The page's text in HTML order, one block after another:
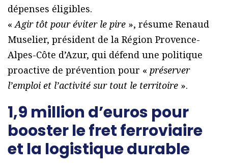
dépenses éligibles.
«Agir tôt pour éviter le pire », résume Renaud
Muselier, président de la Région Provence-
Alpes-Côte d’Azur, qui défend une politique
proactive de prévention pour « préserver
l’emploi et l’activité sur tout le territoire ».
1,9 million d’euros pour
booster le fret ferroviaire
et la logistique durable